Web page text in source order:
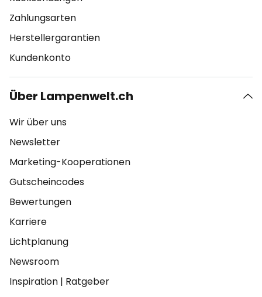
Zahlungsarten
Herstellergarantien
Kundenkonto
Über Lampenwelt.ch
Wir über uns
Newsletter
Marketing-Kooperationen
Gutscheincodes
Bewertungen
Karriere
Lichtplanung
Newsroom
Inspiration | Ratgeber